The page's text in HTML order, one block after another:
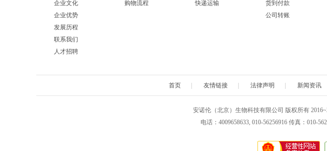
企业文化
企业优势
发展历程
联系我们
人才招聘
购物流程
快递运输
货到付款
公司转账
首页 友情链接 法律声明 新闻资讯
安诺伦（北京）生物科技有限公司 版权所有
电话：4009658633, 010-56256916 传真：010-